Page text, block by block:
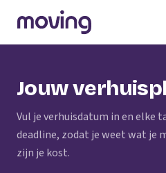
Jouw
Vul je verhuisdatum in en elke
deadline, zodat je weet wat je
zijn je kost.